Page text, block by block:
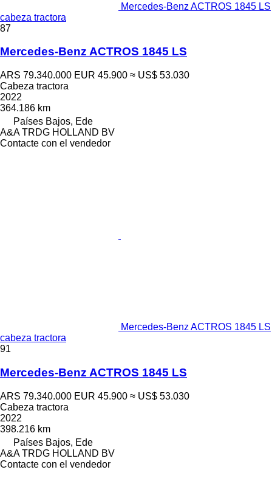
Mercedes-Benz ACTROS 1845 LS
cabeza tractora
87
Mercedes-Benz ACTROS 1845 LS
ARS 79.340.000 EUR 45.900 ≈ US$ 53.030
Cabeza tractora
2022
364.186 km
Países Bajos, Ede
A&A TRDG HOLLAND BV
Contacte con el vendedor
Mercedes-Benz ACTROS 1845 LS
cabeza tractora
91
Mercedes-Benz ACTROS 1845 LS
ARS 79.340.000 EUR 45.900 ≈ US$ 53.030
Cabeza tractora
2022
398.216 km
Países Bajos, Ede
A&A TRDG HOLLAND BV
Contacte con el vendedor